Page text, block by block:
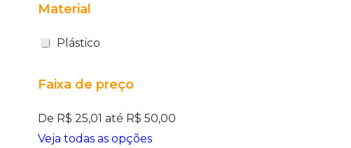
Material
Plástico
Faixa de preço
De R$ 25,01 até R$ 50,00
Veja todas as opções